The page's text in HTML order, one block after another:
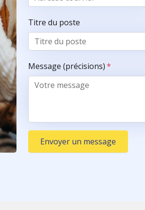
Titre du poste
Message (précisions)*
Envoyer un message